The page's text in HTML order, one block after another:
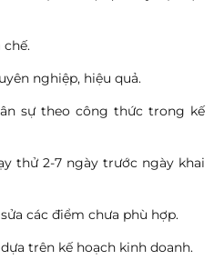
chế.
nghiệp, hiệu quả.
sự theo công thức trong kế
thử 2-7 ngày trước ngày khai
các điểm chưa phù hợp.
trên kế hoạch kinh doanh.